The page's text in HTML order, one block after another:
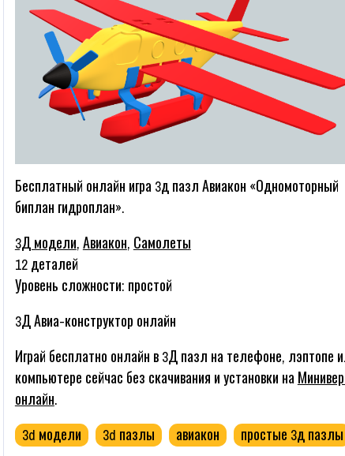
Бесплатный онлайн игра 3д пазл Авиакон «Одномоторный
биплан гидроплан».
3Д модели, Авиакон, Самолеты
12 деталей
Уровень сложности: простой
3Д Авиа-конструктор онлайн
Играй бесплатно онлайн в 3Д пазл на телефоне, лэптопе
компьютере сейчас без скачивания и установки на
онлайн.
3d модели
3d пазлы авиакон
простые 3д пазлы